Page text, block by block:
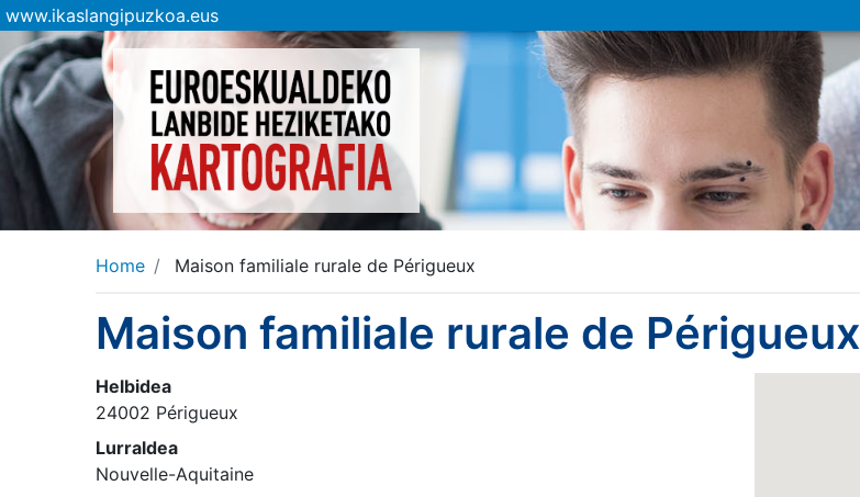
www.ikaslangipuzkoa.eus
Home Maison familiale rurale de Périgueux
Maison familiale rurale de Périgueux
Helbidea
24002 Périgueux
Lurraldea
Nouvelle-Aquitaine